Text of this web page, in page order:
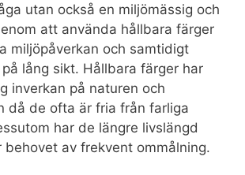
utan också en miljömässig och
att använda hållbara färger
miljöpåverkan och samtidigt
lång sikt. Hållbara färger har
inverkan på naturen och
då de ofta är fria från farliga
har de längre livslängd
behovet av frekvent ommålning.